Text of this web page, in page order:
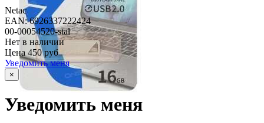
Netac
EAN: 6926337222424
00-00054520-stal
Нет в наличии
Цена 450 руб
Уведомить меня
×
Уведомить меня